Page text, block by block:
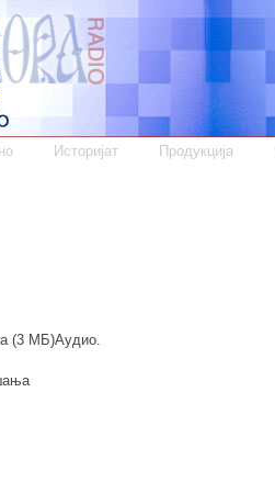
Историјат Продукција
(3 МБ)Аудио.